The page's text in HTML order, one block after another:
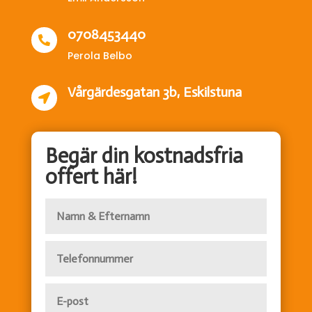
 0708453440
Perola Belbo
 Vårgärdesgatan 3b, Eskilstuna
Begär din kostnadsfria
offert här!